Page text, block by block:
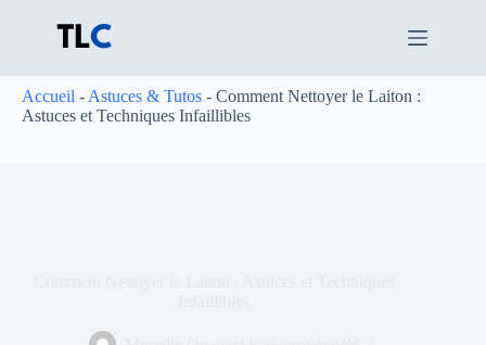
Accueil - Astuces & Tutos - Comment Nettoyer le Laiton :
Astuces et Techniques Infaillibles